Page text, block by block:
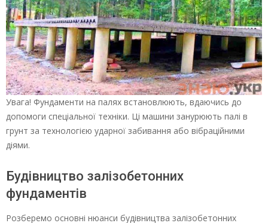
Увага! Фундаменти на палях встановлюють, вдаючись до
допомоги спеціальної техніки. Ці машини занурюють палі в
грунт за технологією ударної забивання або вібраційними
діями.
Будівництво залізобетонних
фундаментів
Розберемо основні нюанси будівництва залізобетонних